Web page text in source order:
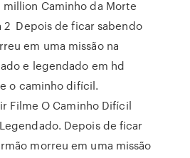
Caminho da Morte
2 Depois de ficar sabendo
em uma missão na
e legendado em hd
o caminho difícil.
Filme O Caminho Difícil
Depois de ficar
morreu em uma missão